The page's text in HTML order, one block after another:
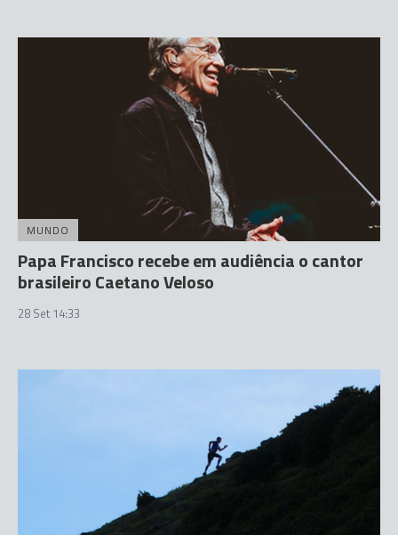
MUNDO
Papa Francisco recebe em audiência o cantor
brasileiro Caetano Veloso
28 Set 14:33